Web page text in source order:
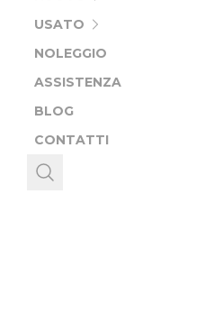
USATO
NOLEGGIO
ASSISTENZA
BLOG
CONTATTI